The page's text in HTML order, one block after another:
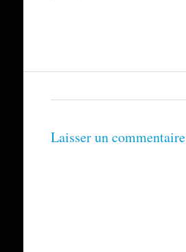
Laisser un commentaire